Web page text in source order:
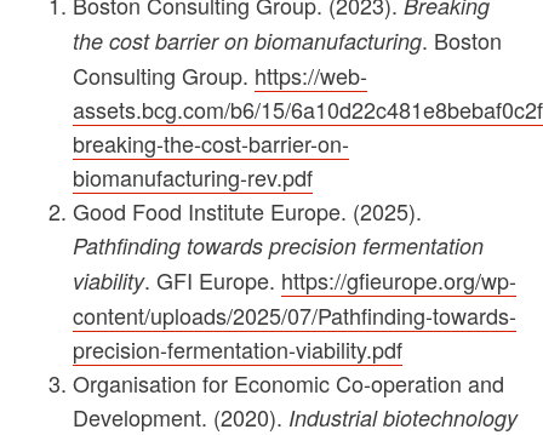
the cost barrier on biomanufacturing. Boston
Consulting Group. https://web-
assets.bcg.com/b6/15/
breaking-the-cost-barrier-on-
biomanufacturing-rev.pdf
Good Food Institute Europe. (2025).
Pathfinding towards precision fermentation
viability. GFI Europe. https://gfieurope.org/wp-
content/uploads/2025/07/Pathfinding-towards-
precision-fermentation-viability.pdf
Organisation for Economic Co-operation and
Development. (2020). Industrial biotechnology